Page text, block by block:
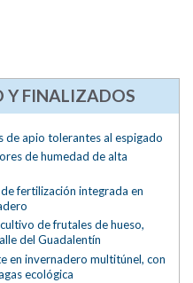
Y FINALIZADOS
apio tolerantes al espigado
de humedad de alta
fertilización integrada en
de frutales de hueso,
del Guadalentín
en invernadero multitúnel, con
ecológica